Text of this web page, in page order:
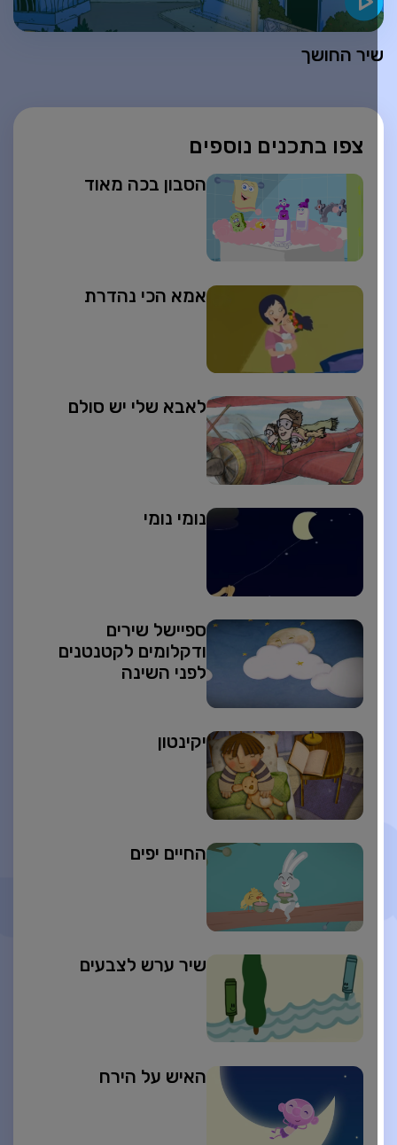
צפו בתכנים נוספים
הסבון בכה מאוד
אמא הכי נהדרת
לאבא שלי יש סולם
נומי נומי
ספיישל שירים
ודקלומים לקטנטנים
לפני השינה
יקינטון
החיים יפים
שיר ערש לצבעים
האיש על הירח
החושך